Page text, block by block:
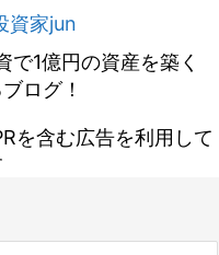
資家jun
1億円の資産を築く
ログ！
を含む広告を利用して